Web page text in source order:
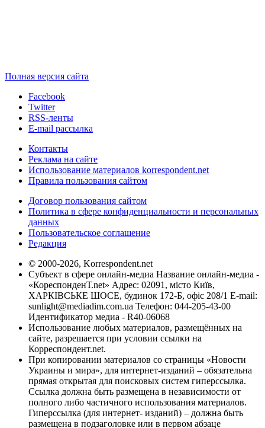
Полная версия сайта
Facebook
Twitter
RSS-ленты
E-mail рассылка
Контакты
Реклама на сайте
Использование материалов korrespondent.net
Правила пользования сайтом
Договор пользования сайтом
Политика в сфере конфиденциальности и персональных
данных
Пользовательское соглашение
Редакция
© 2000-2026, Korrespondent.net
Субъект в сфере онлайн-медиа Название онлайн-медиа -
«КореспонденТ.net» Адрес: 02091, місто Київ,
ХАРКІВСЬКЕ ШОСЕ, будинок 172-Б, офіс 208/1 E-mail:
sunlight@mediadim.com.ua Телефон: 044-205-43-00
Идентификатор медиа - R40-06068
Использование любых материалов, размещённых на
сайте, разрешается при условии ссылки на
Корреспондент.net.
При копировании материалов со страницы «Новости
Украины и мира», для интернет-изданий – обязательна
прямая открытая для поисковых систем гиперссылка.
Ссылка должна быть размещена в независимости от
полного либо частичного использования материалов.
Гиперссылка (для интернет- изданий) – должна быть
размещена в подзаголовке или в первом абзаце